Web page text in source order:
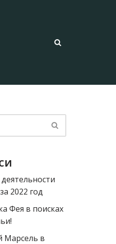
2022 год
Фея в поисках
Марсель в